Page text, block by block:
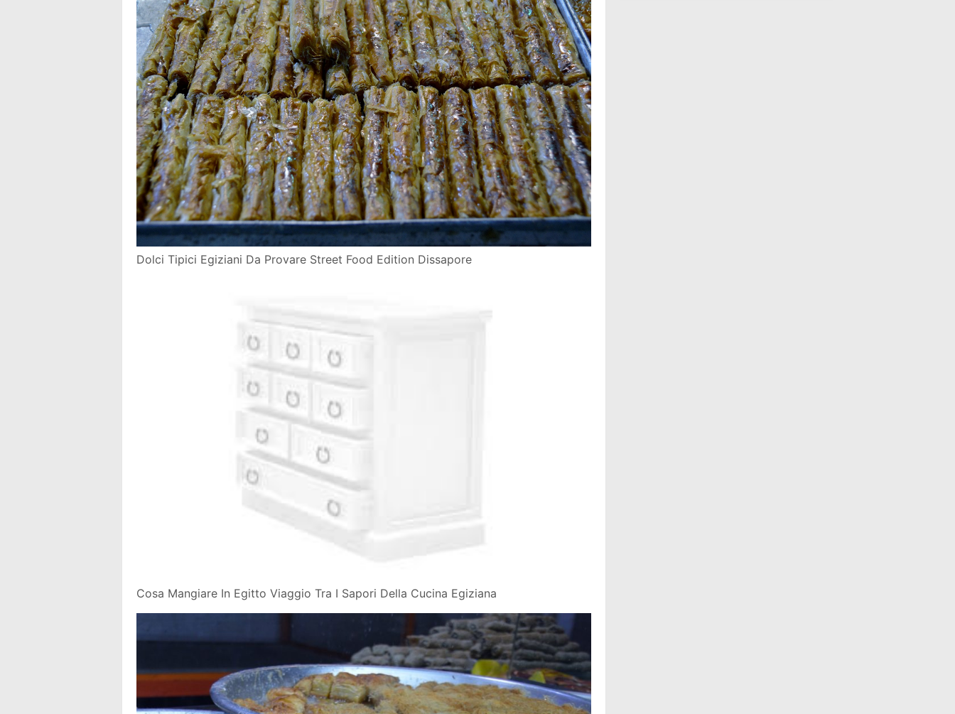
Dolci Tipici Egiziani Da Provare Street Food Edition Dissapore
Cosa Mangiare In Egitto Viaggio Tra I Sapori Della Cucina Egiziana